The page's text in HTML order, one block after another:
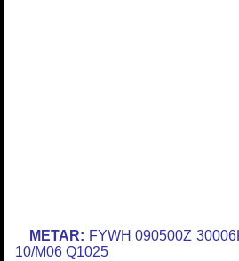
METAR: FYWH 090500Z
10/M06 Q1025